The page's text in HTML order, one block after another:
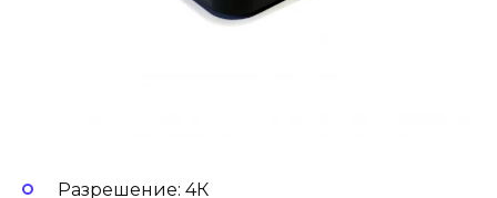
Разрешение: 4К